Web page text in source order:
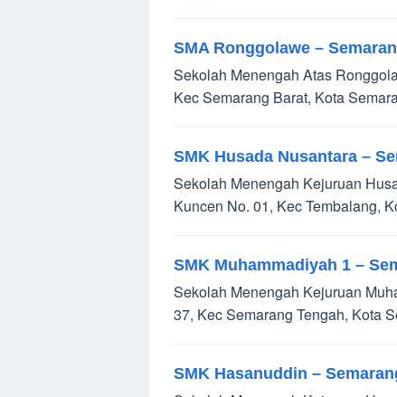
SMA Ronggolawe –
Sekolah Menengah Atas
Kec Semarang Barat, Kota
SMK Husada Nusantara –
Sekolah Menengah Kejuruan
Kuncen No. 01, Kec Tembalang,
SMK Muhammadiyah 1 –
Sekolah Menengah Kejuruan
37, Kec Semarang Tengah, Kota
SMK Hasanuddin –